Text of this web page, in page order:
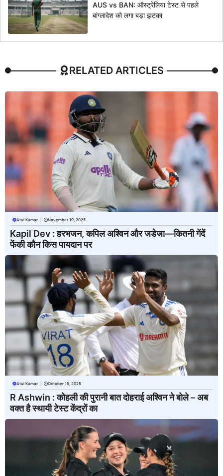
AUS vs BAN: ऑस्ट्रेलिया टेस्ट से पहले
बांग्लादेश को लगा बड़ा झटका
RELATED ARTICLES
Atul Kumar November 19, 2025
Kapil Dev : हरभजन, कपिल अश्विन और जडेजा—कितनी गेंदें
फेंकी कौन किस पायदान पर
Atul Kumar October 15, 2025
R Ashwin : कोहली की पुरानी बात दोहराई अश्विन ने बोले – अब
वक्त है स्थायी टेस्ट केंद्रों का